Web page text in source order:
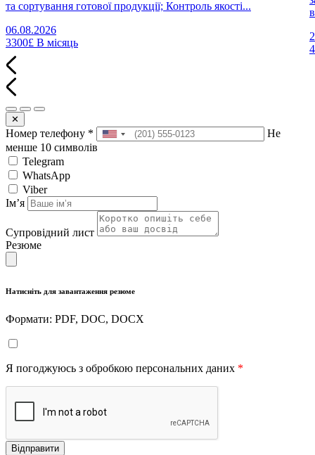
та сортування готової продукції; Контроль якості...
06.08.2026
3300£ В місяць
✕
Номер телефону *
Не
менше 10 символів
Telegram
WhatsApp
Viber
Імʼя
Супровідний лист
Резюме
Натисніть для завантаження резюме
Формати: PDF, DOC, DOCX
Я погоджуюсь з обробкою персональних даних *
Відправити